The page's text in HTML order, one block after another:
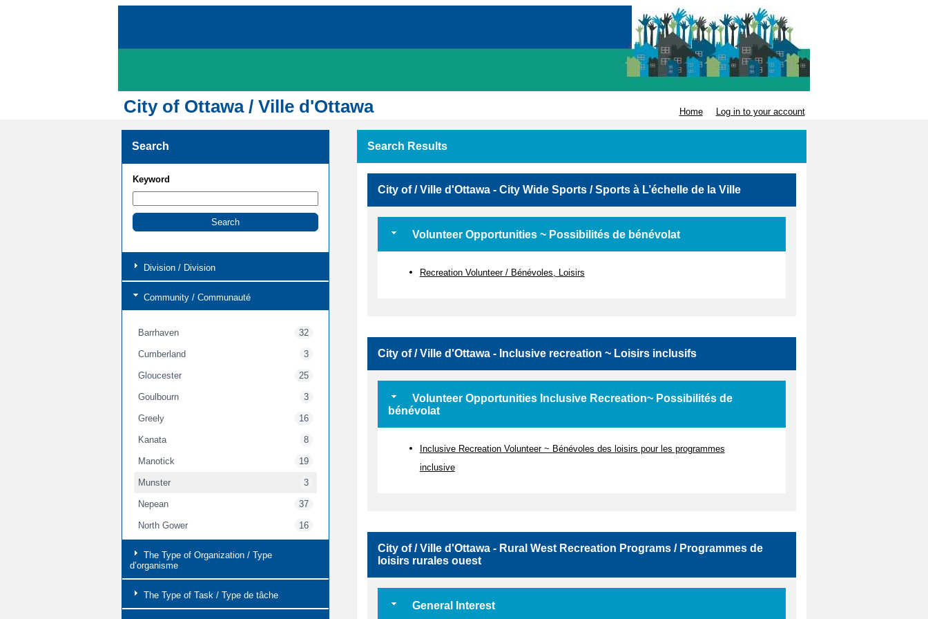
City of Ottawa / Ville d'Ottawa Home Log in to your account
Search
Keyword
Division / Division
Community / Communauté
Barrhaven 32
Cumberland 3
Gloucester 25
Goulbourn 3
Greely 16
Kanata 8
Manotick 19
Munster 3
Nepean 37
North Gower 16
Osgoode
Ottawa
Richmond 16
The Type of Organization / Type
d’organisme
The Type of Task / Type de tâche
Search Results
City of / Ville d'Ottawa - City Wide Sports / Sports à L’échelle de la Ville
Volunteer Opportunities ~ Possibilités de bénévolat
Recreation Volunteer / Bénévoles, Loisirs
City of / Ville d'Ottawa - Inclusive recreation ~ Loisirs inclusifs
Volunteer Opportunities Inclusive Recreation~ Possibilités de
bénévolat
Inclusive Recreation Volunteer ~ Bénévoles des loisirs pour les programmes
inclusive
City of / Ville d'Ottawa - Rural West Recreation Programs / Programmes de
loisirs rurales ouest
General Interest